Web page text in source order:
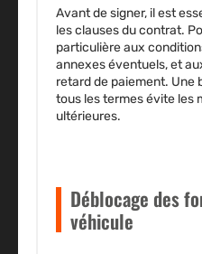
Avant de signer, il est
les clauses du contrat.
particulière aux
annexes éventuels, et
retard de paiement. Une
tous les termes évite les
ultérieures.
Déblocage des
véhicule